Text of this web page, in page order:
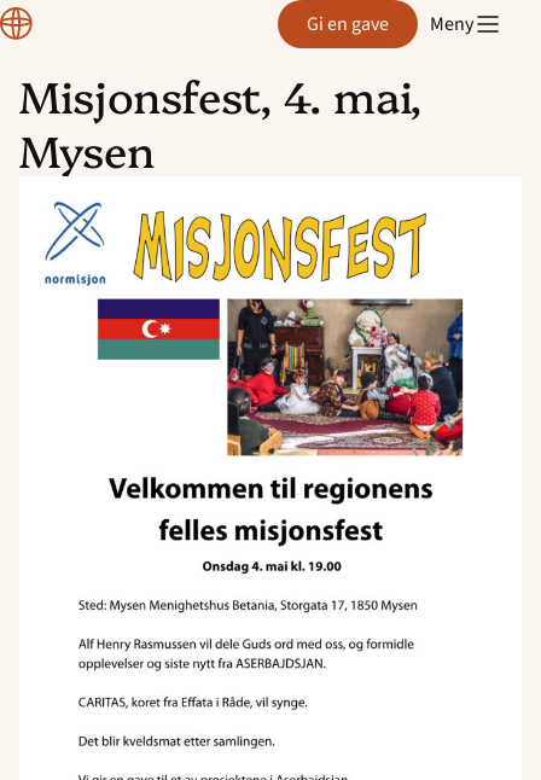
Hopp
til
innhold
Region
Østfold Gi en gave Meny
Misjonsfest, 4. mai,
Mysen